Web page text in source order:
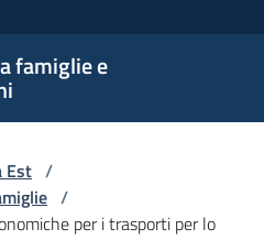
famiglie e
Est /
/
per i trasporti per lo